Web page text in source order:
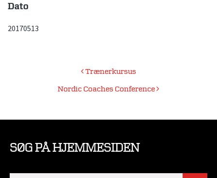
Dato
20170513
IndlægsnavigationTrænerkursus
Nordic Coaches Conference
SØG PÅ HJEMMESIDEN